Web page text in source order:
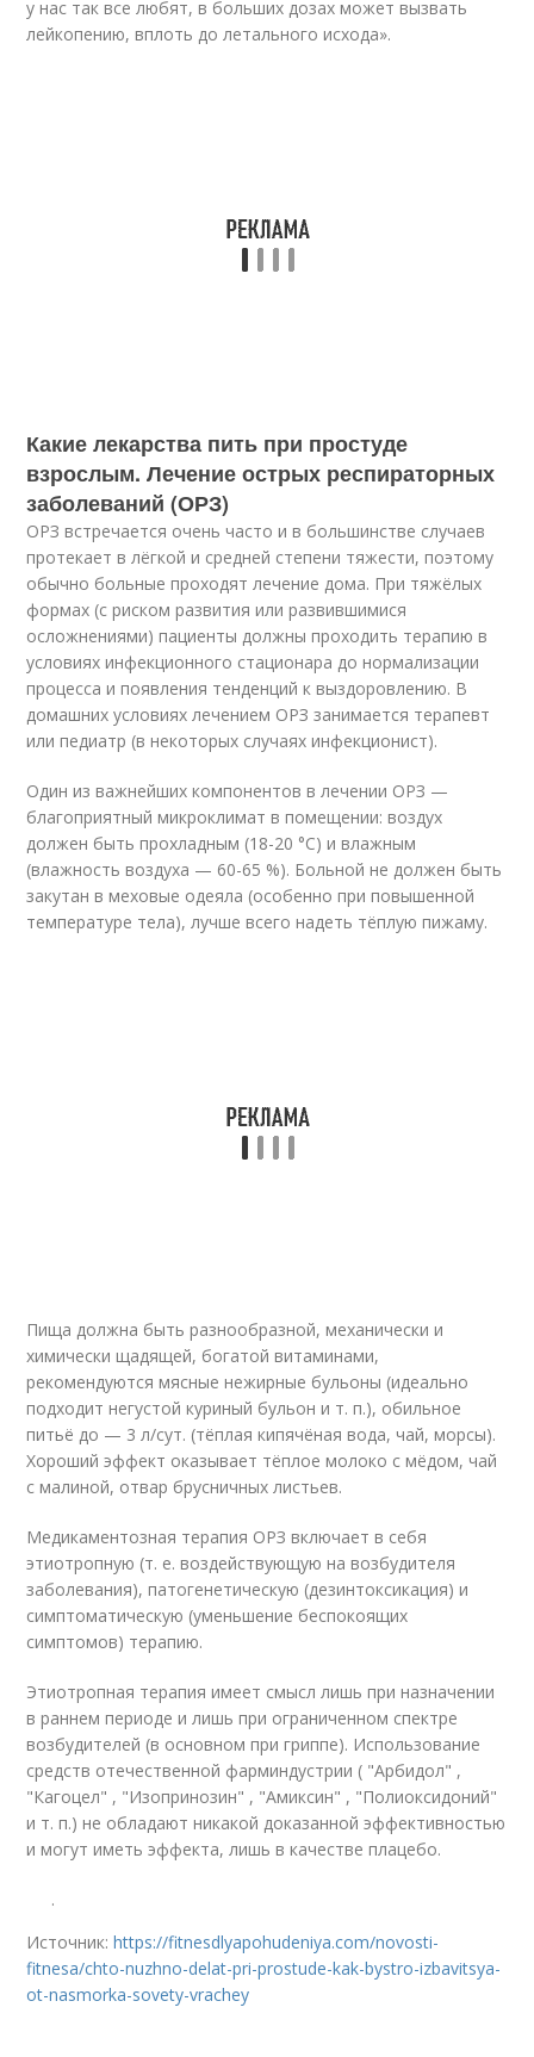
у нас так все любят, в больших дозах может вызвать
лейкопению, вплоть до летального исхода».
Какие лекарства пить при простуде
взрослым. Лечение острых респираторных
заболеваний (ОРЗ)
ОРЗ встречается очень часто и в большинстве случаев
протекает в лёгкой и средней степени тяжести, поэтому
обычно больные проходят лечение дома. При тяжёлых
формах (с риском развития или развившимися
осложнениями) пациенты должны проходить терапию в
условиях инфекционного стационара до нормализации
процесса и появления тенденций к выздоровлению. В
домашних условиях лечением ОРЗ занимается терапевт
или педиатр (в некоторых случаях инфекционист).
Один из важнейших компонентов в лечении ОРЗ —
благоприятный микроклимат в помещении: воздух
должен быть прохладным (18-20 °С) и влажным
(влажность воздуха — 60-65 %). Больной не должен быть
закутан в меховые одеяла (особенно при повышенной
температуре тела), лучше всего надеть тёплую пижаму.
Пища должна быть разнообразной, механически и
химически щадящей, богатой витаминами,
рекомендуются мясные нежирные бульоны (идеально
подходит негустой куриный бульон и т. п.), обильное
питьё до — 3 л/сут. (тёплая кипячёная вода, чай, морсы).
Хороший эффект оказывает тёплое молоко с мёдом, чай
с малиной, отвар брусничных листьев.
Медикаментозная терапия ОРЗ включает в себя
этиотропную (т. е. воздействующую на возбудителя
заболевания), патогенетическую (дезинтоксикация) и
симптоматическую (уменьшение беспокоящих
симптомов) терапию.
Этиотропная терапия имеет смысл лишь при назначении
в раннем периоде и лишь при ограниченном спектре
возбудителей (в основном при гриппе). Использование
средств отечественной фарминдустрии ( "Арбидол" ,
"Кагоцел" , "Изопринозин" , "Амиксин" , "Полиоксидоний"
и т. п.) не обладают никакой доказанной эффективностью
и могут иметь эффекта, лишь в качестве плацебо.
.
Источник:https://fitnesdlyapohudeniya.com/novosti-
fitnesa/chto-nuzhno-delat-pri-prostude-kak-bystro-izbavitsya-
ot-nasmorka-sovety-vrachey